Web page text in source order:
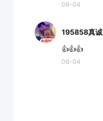
06-04
195858真诚
👍👍👍
06-04